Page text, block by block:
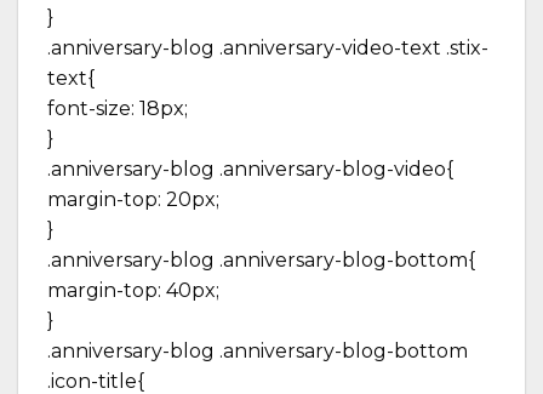
}
.anniversary-blog .anniversary-video-text .stix-
text{
font-size: 18px;
}
.anniversary-blog .anniversary-blog-video{
margin-top: 20px;
}
.anniversary-blog .anniversary-blog-bottom{
margin-top: 40px;
}
.anniversary-blog .anniversary-blog-bottom
.icon-title{